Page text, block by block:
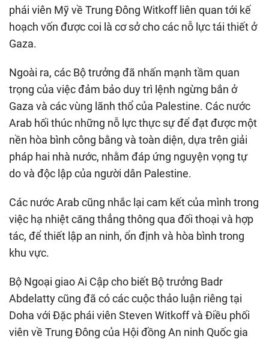
phái viên Mỹ về Trung Đông Witkoff liên quan tới kế
hoạch vốn được coi là cơ sở cho các nỗ lực tái thiết ở
Gaza.
Ngoài ra, các Bộ trưởng đã nhấn mạnh tầm quan
trọng của việc đảm bảo duy trì lệnh ngừng bắn ở
Gaza và các vùng lãnh thổ của Palestine. Các nước
Arab hối thúc những nỗ lực thực sự để đạt được một
nền hòa bình công bằng và toàn diện, dựa trên giải
pháp hai nhà nước, nhằm đáp ứng nguyện vọng tự
do và độc lập của người dân Palestine.
Các nước Arab cũng nhắc lại cam kết của mình trong
việc hạ nhiệt căng thẳng thông qua đối thoại và hợp
tác, để thiết lập an ninh, ổn định và hòa bình trong
khu vực.
Bộ Ngoại giao Ai Cập cho biết Bộ trưởng Badr
Abdelatty cũng đã có các cuộc thảo luận riêng tại
Doha với Đặc phái viên Steven Witkoff và Điều phối
viên về Trung Đông của Hội đồng An ninh Quốc gia